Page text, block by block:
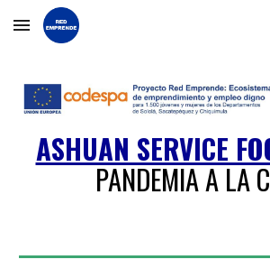
Skip to main content
ASHUAN SERVICE
PANDEMIA A LA